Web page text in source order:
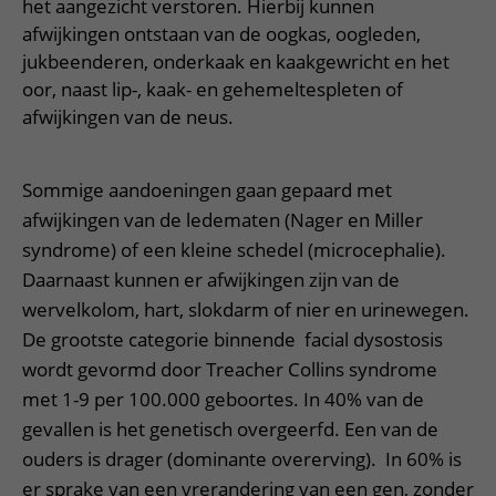
Verpleegafdelingen
Centra
Zorgverleners
Ik ben zwanger of net bevallen
Onze poliklinieken
Onze verpleegafdelingen
Onze faciliteiten
Samen met kinderen en ouders
Ervaringen van patiënten
Regels en rechten
Zorgkosten
Wachttijden
Betere zorg door onderzoek
De organisatie
Werken in het WKZ
Onze Foundation
Parkeren
Virtuele plattegrond
Research
Werken bij het WKZ
Steun het WKZ
het aangezicht verstoren. Hierbij kunnen
afwijkingen ontstaan van de oogkas, oogleden,
jukbeenderen, onderkaak en kaakgewricht en het
oor, naast lip-, kaak- en gehemeltespleten of
afwijkingen van de neus.
Sommige aandoeningen gaan gepaard met
afwijkingen van de ledematen (Nager en Miller
syndrome) of een kleine schedel (microcephalie).
Daarnaast kunnen er afwijkingen zijn van de
wervelkolom, hart, slokdarm of nier en urinewegen.
De grootste categorie binnende facial dysostosis
wordt gevormd door Treacher Collins syndrome
met 1-9 per 100.000 geboortes. In 40% van de
gevallen is het genetisch overgeerfd. Een van de
ouders is drager (dominante overerving). In 60% is
er sprake van een vrerandering van een gen, zonder